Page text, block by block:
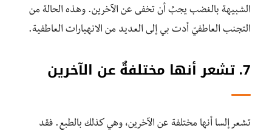
الشبيهة بالغضب يجبُ أن تخفى عن الآخرين. وهذه الحالة من
التجنب العاطفيّ أدت بي إلى العديد من الانهيارات العاطفية.
7. تشعر أنها مختلفةٌ عن الآخرين
تشعر إلسا أنها مختلفة عن الآخرين، وهي كذلك بالطبع. فقد